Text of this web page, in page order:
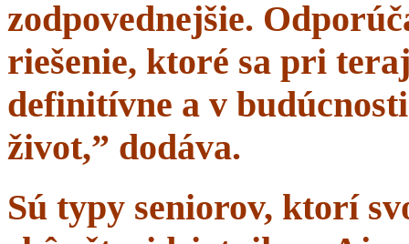
zodpovednejšie.
riešenie, ktoré sa pri
definitívne a v
život,” dodáva.
Sú typy seniorov, ktorí